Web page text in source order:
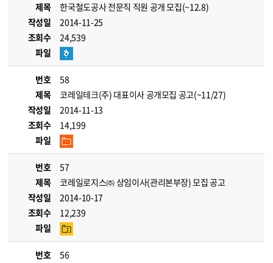
제목
한국철도공사 전문직 직원 공개 모집(~12.8)
작성일
2014-11-25
조회수
24,539
파일
번호
58
제목
코레일테크(주) 대표이사 공개모집 공고(~11/27)
작성일
2014-11-13
조회수
14,199
파일
번호
57
제목
코레일로지스㈜ 상임이사(관리본부장) 모집 공고
작성일
2014-10-17
조회수
12,239
파일
번호
56